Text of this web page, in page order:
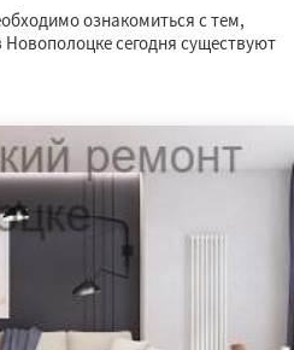
ознакомиться с тем,
сегодня существуют